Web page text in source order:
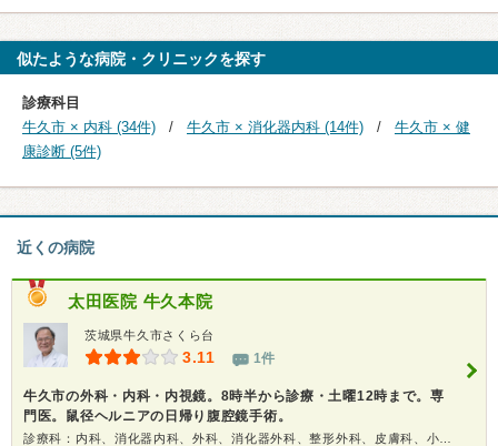
似たような病院・クリニックを探す
診療科目
牛久市 × 内科 (34件)
牛久市 × 消化器内科 (14件)
牛久市 × 健
康診断 (5件)
近くの病院
太田医院 牛久本院
茨城県牛久市さくら台
3.11 1件
牛久市の外科・内科・内視鏡。8時半から診療・土曜12時まで。専
門医。鼠径ヘルニアの日帰り腹腔鏡手術。